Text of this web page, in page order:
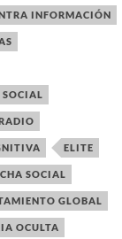
INFORMACIÓN
SOCIAL
ELITE
SOCIAL
GLOBAL
OCULTA